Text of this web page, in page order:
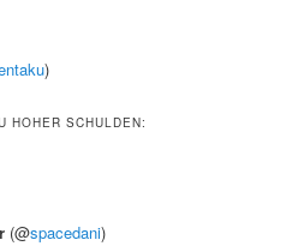
)
HOHER SCHULDEN:
(@spacedani)